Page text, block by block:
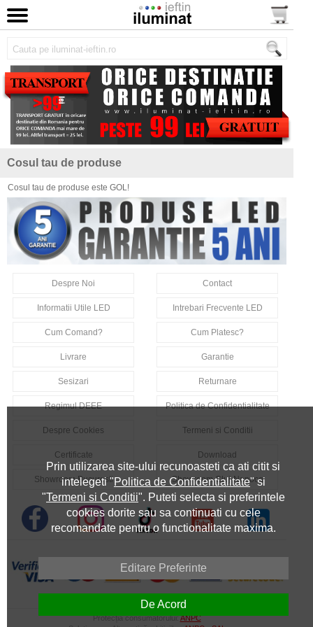
Cosul tau de produse
Cosul tau de produse este GOL!
Despre Noi Contact
Informatii Utile LED Intrebari Frecvente LED
Cum Comand? Cum Platesc?
Livrare Garantie
Sesizari Returnare
Regimul DEEE Politica de Confidentialitate
Despre Cookies Termeni si Conditii
Certificate Download
Showroom Bucuresti Showroom Cluj-Napoca
Protecția consumatorului:ANPC
Prin utilizarea site-ului recunoasteti ca ati citit si
intelegeti "Politica de Confidentialitate" si
"Termeni si Conditii". Puteti selecta si preferintele
cookies dorite sau sa continuati cu cele
recomandate pentru o functionalitate maxima.
Editare Preferinte
De Acord